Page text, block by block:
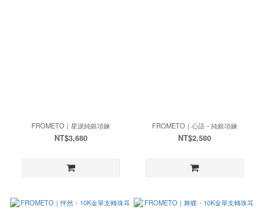
FROMETO｜星淚純銀項鍊
NT$3,680
FROMETO｜心語・純銀項鍊
NT$2,580